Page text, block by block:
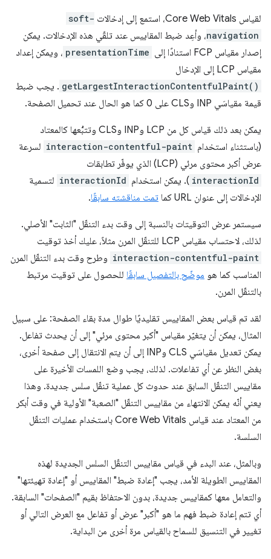
لقياس Core Web Vitals، استمع إلى إدخالات
soft-
navigation، وأعِد ضبط المقاييس عند تلقّي هذه الإدخالات. يمكن
إصدار مقياس FCP استنادًا إلى
presentationTime ، ويمكن إعداد
مقياس LCP إلى الإدخال
getLargestInteractionContentfulPaint() . يجب ضبط
قيمة مقياسَي INP وCLS على 0 كما هو الحال عند تحميل الصفحة.
يمكن بعد ذلك قياس كل من LCP وINP وCLS وتتبُّعها كالمعتاد
(باستثناء استخدام interaction-contentful-paint لسرعة
عرض أكبر محتوى مرئي (LCP) الذي يوفّر تطابقات
interactionId ). يمكن استخدام interactionId لتسمية
الإدخالات إلى عنوان URL كما
تمت مناقشته سابقًا.
سيستمر عرض التوقيتات بالنسبة إلى وقت بدء التنقّل "الثابت" الأصلي.
لذلك، لاحتساب مقياس LCP للتنقّل المرن مثلاً، عليك أخذ توقيت
interaction-contentful-paint وطرح وقت بدء التنقّل المرن
المناسب كما هو موضّح بالتفصيل سابقًا للحصول على توقيت مرتبط
بالتنقّل المرن.
لقد تم قياس بعض المقاييس تقليديًا طوال مدة بقاء الصفحة: على سبيل
المثال، يمكن أن يتغيّر مقياس "أكبر محتوى مرئي" إلى أن يحدث تفاعل.
يمكن تعديل مقياسَي CLS وINP إلى أن يتم الانتقال إلى صفحة أخرى،
بغض النظر عن أي تفاعلات. لذلك، يجب وضع اللمسات الأخيرة على
مقاييس التنقّل السابق عند حدوث كل عملية تنقّل سلس جديدة. وهذا
يعني أنّه يمكن الانتهاء من مقاييس التنقّل "الصعبة" الأولية في وقت أبكر
من المعتاد عند قياس Core Web Vitals باستخدام عمليات التنقّل
السلسة.
وبالمثل، عند البدء في قياس مقاييس التنقّل السلس الجديدة لهذه
المقاييس الطويلة الأمد، يجب "إعادة ضبط" المقاييس أو "إعادة تهيئتها"
والتعامل معها كمقاييس جديدة، بدون الاحتفاظ بقيم "الصفحات" السابقة.
أي تتم إعادة ضبط فهم ما هو "أكبر" عرض أو تفاعل مع العرض التالي أو
تغيير في التنسيق للسماح بالقياس مرة أخرى من البداية.